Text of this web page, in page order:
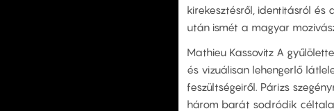
kirekesztésről, identitásról
után ismét a magyar
Mathieu Kassovitz A
és vizuálisan lehengerlő
feszültségeiről. Párizs
három barát sodródik